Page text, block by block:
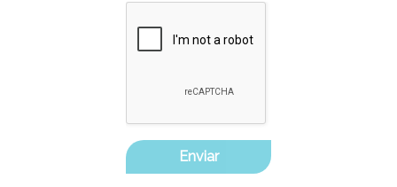
Enviar